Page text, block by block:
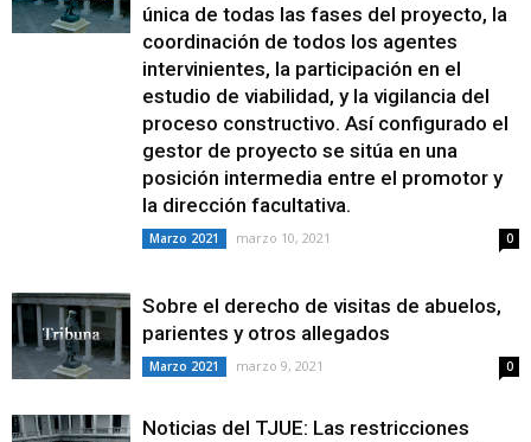
única de todas las fases del proyecto, la
coordinación de todos los agentes
intervinientes, la participación en el
estudio de viabilidad, y la vigilancia del
proceso constructivo. Así configurado el
gestor de proyecto se sitúa en una
posición intermedia entre el promotor y
la dirección facultativa.
Marzo 2021 marzo 10, 2021 0
Sobre el derecho de visitas de abuelos,
parientes y otros allegados
Marzo 2021 marzo 9, 2021 0
Noticias del TJUE: Las restricciones